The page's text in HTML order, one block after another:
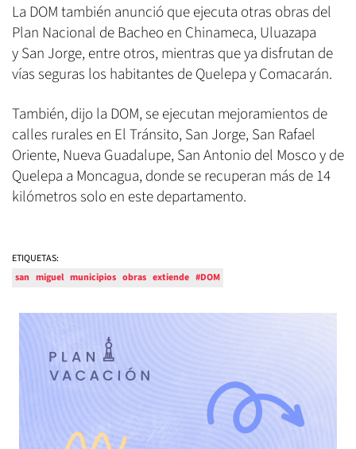
La DOM también anunció que ejecuta otras obras del
Plan Nacional de Bacheo en Chinameca, Uluazapa
y San Jorge, entre otros, mientras que ya disfrutan de
vías seguras los habitantes de Quelepa y Comacarán.
También, dijo la DOM, se ejecutan mejoramientos de
calles rurales en El Tránsito, San Jorge, San Rafael
Oriente, Nueva Guadalupe, San Antonio del Mosco y de
Quelepa a Moncagua, donde se recuperan más de 14
kilómetros solo en este departamento.
ETIQUETAS:
san miguel municipios obras extiende #DOM